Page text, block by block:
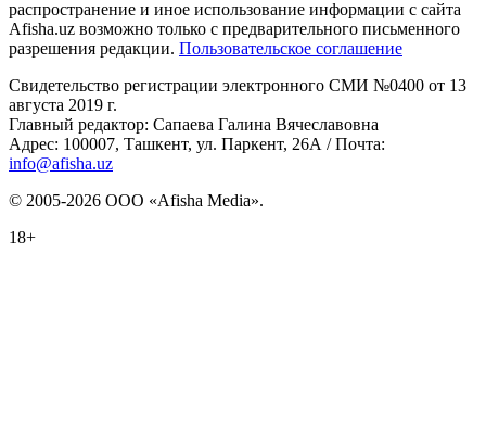
распространение и иное использование информации с сайта
Afisha.uz возможно только с предварительного письменного
разрешения редакции. Пользовательское соглашение
Свидетельство регистрации электронного СМИ №0400 от 13
августа 2019 г.
Главный редактор: Сапаева Галина Вячеславовна
Адрес: 100007, Ташкент, ул. Паркент, 26А / Почта:
info@afisha.uz
© 2005-2026 ООО «Afisha Media».
18+